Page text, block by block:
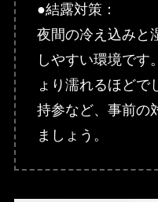
●結露対策：
夜間の冷え込みと
しやすい環境です
ょり濡れるほどで
持参など、事前の
ましょう。